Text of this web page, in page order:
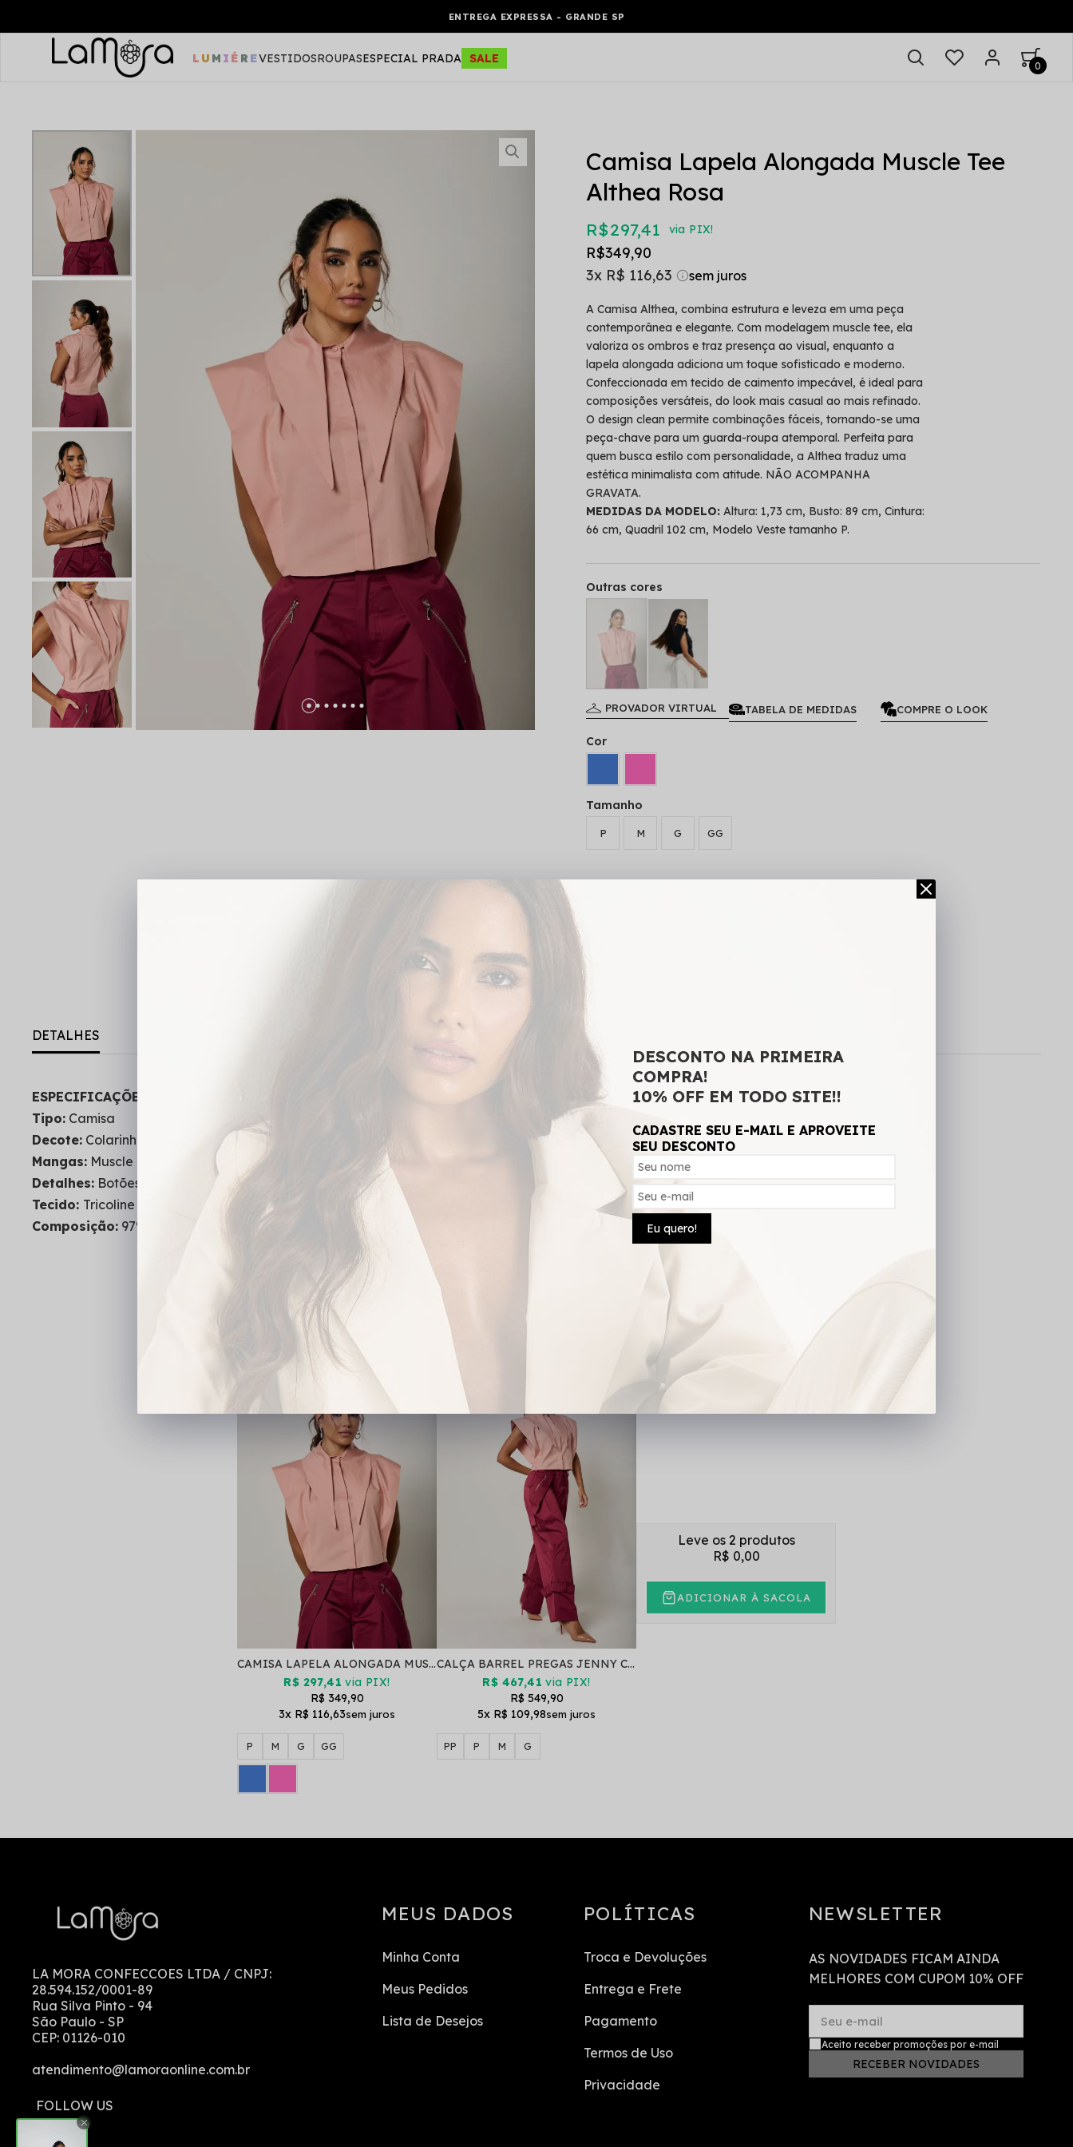
ENTREGA EXPRESSA - GRANDE SP
LUMIÉREVESTIDOSROUPASESPECIAL PRADA SALE 0
Camisa Lapela Alongada Muscle Tee
Althea Rosa
R$ 297,41 via PIX!
R$ 349,90
3x R$ 116,63
A Camisa Althea, combina estrutura e leveza em uma peça
contemporânea e elegante. Com modelagem muscle tee, ela
valoriza os ombros e traz presença ao visual, enquanto a
lapela alongada adiciona um toque sofisticado e moderno.
Confeccionada em tecido de caimento impecável, é ideal para
composições versáteis, do look mais casual ao mais refinado.
O design clean permite combinações fáceis, tornando-se uma
peça-chave para um guarda-roupa atemporal. Perfeita para
quem busca estilo com personalidade, a Althea traduz uma
estética minimalista com atitude. NÃO ACOMPANHA
GRAVATA.
MEDIDAS DA MODELO: Altura: 1,73 cm, Busto: 89 cm, Cintura:
66 cm, Quadril 102 cm, Modelo Veste tamanho P.
Outras cores
PROVADOR VIRTUAL TABELA DE MEDIDAS COMPRE O LOOK
Tamanho
P M G GG
Cor
DETALHES
ESPECIFICAÇÕES DO PRODUTO:
Tipo: Camisa
Decote: Colarinho
Mangas: Muscle Tee
Detalhes: Botões, Recortes Vertical, Lapela Alongada, Tecido Não Estica.
Tecido: Tricoline
Composição: 97% Algodão - 3% Elastano
Compre em Conjunto
CAMISA LAPELA ALONGADA MUSCLE TEE ALTHEA ROSA
R$ 297,41 via PIX!
R$ 349,90
3x R$ 116,63
P M G GG
CALÇA BARREL PREGAS JENNY CHERRY
R$ 467,41 via PIX!
R$ 549,90
5x R$ 109,98
PP P M G
Leve os 2 produtos
R$ 0,00
ADICIONAR À SACOLA
LA MORA CONFECCOES LTDA / CNPJ:
28.594.152/0001-89
Rua Silva Pinto - 94
São Paulo - SP
CEP: 01126-010
atendimento@lamoraonline.com.br
MEUS DADOS
Minha Conta
Meus Pedidos
Lista de Desejos
POLÍTICAS
Troca e Devoluções
Entrega e Frete
Pagamento
Termos de Uso
Privacidade
NEWSLETTER
AS NOVIDADES FICAM AINDA
MELHORES COM CUPOM 10% OFF
Seu e-mail
RECEBER NOVIDADES
Aceito receber promoções por e-mail
DESCONTO NA PRIMEIRA
COMPRA!
10% OFF EM TODO SITE!!
CADASTRE SEU E-MAIL E APROVEITE
SEU DESCONTO
Eu quero!